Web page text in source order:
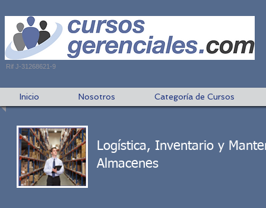
Rif J-31268621-9
Inicio Nosotros Categoría de Cursos
Logística, Inventario y
Almacenes